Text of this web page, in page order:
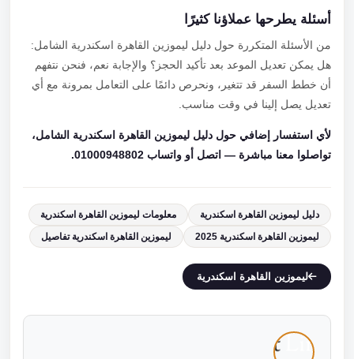
أسئلة يطرحها عملاؤنا كثيرًا
من الأسئلة المتكررة حول دليل ليموزين القاهرة اسكندرية الشامل:
هل يمكن تعديل الموعد بعد تأكيد الحجز؟ والإجابة نعم، فنحن نتفهم
أن خطط السفر قد تتغير، ونحرص دائمًا على التعامل بمرونة مع أي
تعديل يصل إلينا في وقت مناسب.
لأي استفسار إضافي حول دليل ليموزين القاهرة اسكندرية الشامل،
تواصلوا معنا مباشرة — اتصل أو واتساب 01000948802.
دليل ليموزين القاهرة اسكندرية
معلومات ليموزين القاهرة اسكندرية
ليموزين القاهرة اسكندرية 2025
ليموزين القاهرة اسكندرية تفاصيل
ليموزين القاهرة اسكندرية